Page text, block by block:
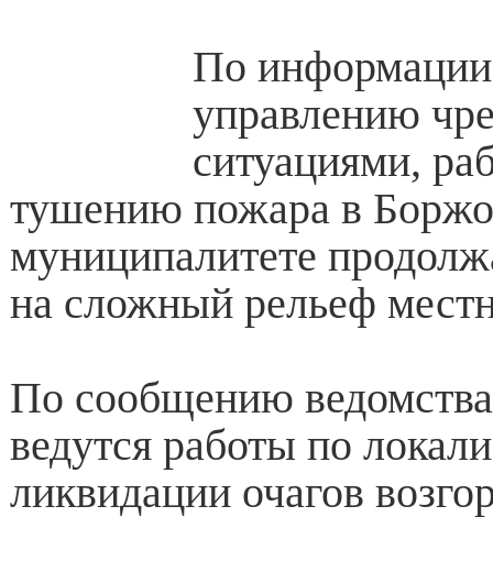
По
управлению
ситуациями,
тушению пожара в
муниципалитете
на сложный рельеф
По сообщению
ведутся работы по
ликвидации очагов